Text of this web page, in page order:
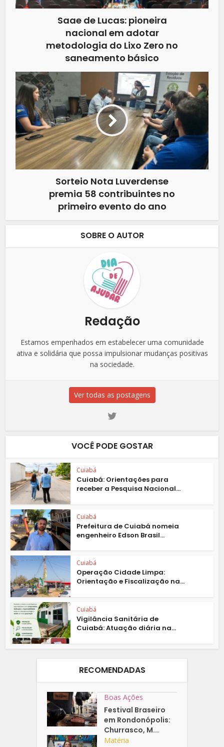
Saae de Lucas: pioneira
nacional em adotar
metodologia do Lixo Zero no
saneamento básico
Sorteio Nota Luverdense
premia 58 contribuintes no
primeiro evento do ano
SOBRE O AUTOR
Redação
Estamos empenhados em estabelecer uma comunidade
ativa e solidária que possa impulsionar mudanças positivas
na sociedade.
Ver todas as postagens
VOCÊ PODE GOSTAR
Cuiabá
Cuiabá: Orientações para
receber a Pesquisa Nacional...
Cuiabá
Prefeitura de Cuiabá nomeia
engenheiro Edson Brasil...
Cuiabá
Operação Cidade Limpa:
Orientação e Fiscalização na...
Cuiabá
Vigilância Sanitária de
Cuiabá: Atuação diária na...
RECOMENDADAS
Boas Ações
Festival Braseiro
em Rondonópolis:
Churrasco, M...
Matéria